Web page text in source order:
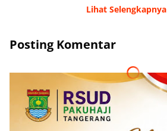
Lihat Selengkapnya
Posting Komentar